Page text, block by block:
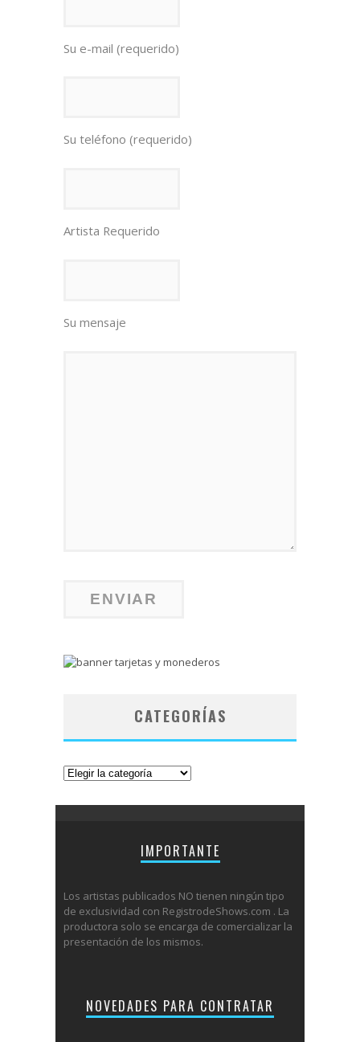
Su e-mail (requerido)
Su teléfono (requerido)
Artista Requerido
Su mensaje
CATEGORÍAS
Categorías
IMPORTANTE
Los artistas publicados NO tienen ningún tipo
de exclusividad con RegistrodeShows.com . La
productora solo se encarga de comercializar la
presentación de los mismos.
NOVEDADES PARA CONTRATAR